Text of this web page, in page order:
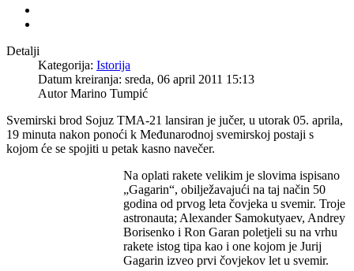
Detalji
Kategorija: Istorija
Datum kreiranja: sreda, 06 april 2011 15:13
AutorMarino Tumpić
Svemirski brod Sojuz TMA-21 lansiran je jučer, u utorak 05. aprila,
19 minuta nakon ponoći k Međunarodnoj svemirskoj postaji s
kojom će se spojiti u petak kasno navečer.
Na oplati rakete velikim je slovima ispisano
„Gagarin“, obilježavajući na taj način 50
godina od prvog leta čovjeka u svemir. Troje
astronauta; Alexander Samokutyaev, Andrey
Borisenko i Ron Garan poletjeli su na vrhu
rakete istog tipa kao i one kojom je Jurij
Gagarin izveo prvi čovjekov let u svemir.